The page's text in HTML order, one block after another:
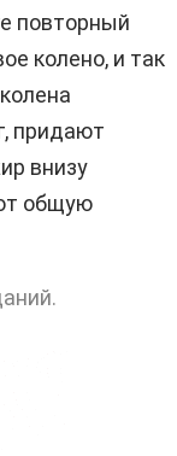
повторный
колено, и так
придают
внизу
общую